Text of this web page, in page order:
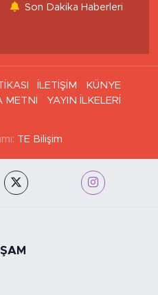
Son Dakika Haberleri
İLETİŞİM
KÜNYE
METNİ
YAYIN İLKELERİ
TE Bilişim